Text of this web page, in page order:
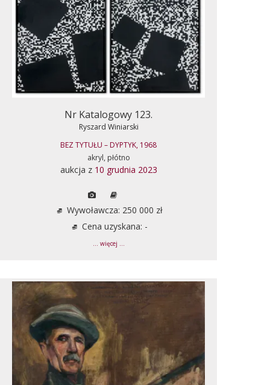
Nr Katalogowy 123.
Ryszard Winiarski
BEZ TYTUŁU – DYPTYK, 1968
akryl, płótno
aukcja z 10 grudnia 2023
Wywoławcza: 250 000 zł
Cena uzyskana: -
... więcej ...